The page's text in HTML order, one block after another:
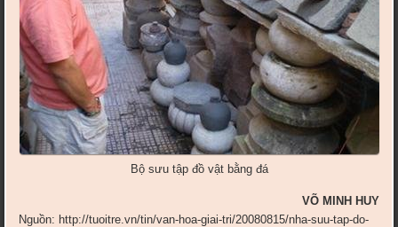
Bộ sưu tập đồ vật bằng đá
VÕ MINH HUY
Nguồn: http://tuoitre.vn/tin/van-hoa-giai-tri/20080815/nha-suu-tap-do-